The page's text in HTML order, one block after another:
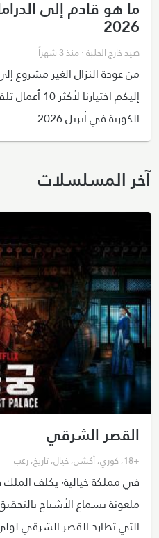
ما هو قادم إلى
2026
صيد خارج الحلبة· منذ 3 شهراً
من عودة النزال الغير مشروع
إليكم
الكورية في أبريل 2026.
آخر المسلسلات
القصر الشرقي
+18 ، كوري،أكشن،خيال،تاريخ، رعب
في مملكة خيالية٬
ملعونة بسماع الأشباح
التي تطارد القصر الشرقي